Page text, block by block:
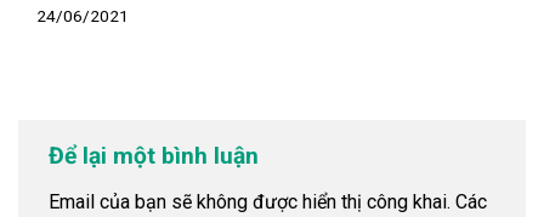
24/06/2021
Để lại một bình luận
Email của bạn sẽ không được hiển thị công khai. Các